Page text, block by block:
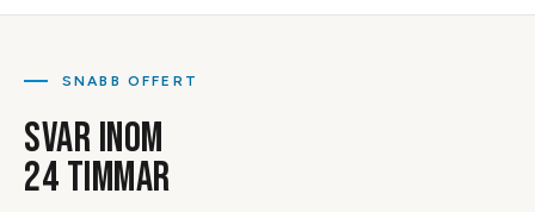
SNABB OFFERT
SVAR INOM
24 TIMMAR